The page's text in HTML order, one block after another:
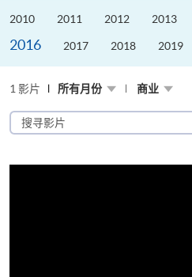
2010 2011 2012 2013
2016 2017 2018 2019
1 影片 所有月份 商业
搜
寻
片